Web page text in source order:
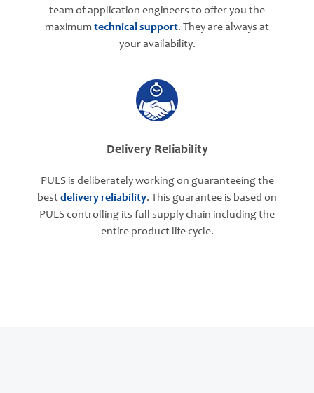
team of application engineers to offer you the
maximum technical support. They are always at
your availability.
Delivery Reliability
PULS is deliberately working on guaranteeing the
bestdelivery reliability. This guarantee is based on
PULS controlling its full supply chain including the
entire product life cycle.